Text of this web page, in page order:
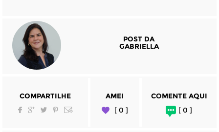
POST DA
GABRIELLA
COMPARTILHE
AMEI
[ 0 ]
COMENTE AQUI
[ 0 ]